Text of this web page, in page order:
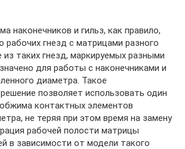
наконечников и гильз, как правило,
рабочих гнезд с матрицами разного
таких гнезд, маркируемых разными
для работы с наконечниками и
диаметра. Такое
позволяет использовать один
контактных элементов
не теряя при этом время на замену
рабочей полости матрицы
в зависимости от модели такого